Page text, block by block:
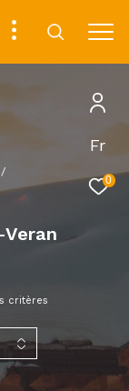
Fr
0
critères